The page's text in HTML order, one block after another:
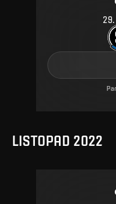
29.
LISTOPAD 2022